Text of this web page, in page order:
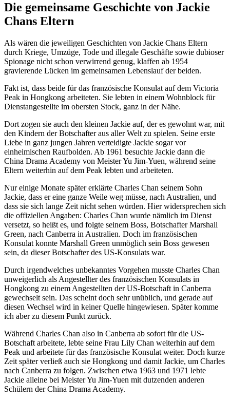
Die gemeinsame Geschichte von Jackie
Chans Eltern
Als wären die jeweiligen Geschichten von Jackie Chans Eltern
durch Kriege, Umzüge, Tode und illegale Geschäfte sowie dubioser
Spionage nicht schon verwirrend genug, klaffen ab 1954
gravierende Lücken im gemeinsamen Lebenslauf der beiden.
Fakt ist, dass beide für das französische Konsulat auf dem Victoria
Peak in Hongkong arbeiteten. Sie lebten in einem Wohnblock für
Dienstangestellte im obersten Stock, ganz in der Nähe.
Dort zogen sie auch den kleinen Jackie auf, der es gewohnt war, mit
den Kindern der Botschafter aus aller Welt zu spielen. Seine erste
Liebe in ganz jungen Jahren verteidigte Jackie sogar vor
einheimischen Raufbolden. Ab 1961 besuchte Jackie dann die
China Drama Academy von Meister Yu Jim-Yuen, während seine
Eltern weiterhin auf dem Peak lebten und arbeiteten.
Nur einige Monate später erklärte Charles Chan seinem Sohn
Jackie, dass er eine ganze Weile weg müsse, nach Australien, und
dass sie sich lange Zeit nicht sehen würden. Hier widersprechen sich
die offiziellen Angaben: Charles Chan wurde nämlich im Dienst
versetzt, so heißt es, und folgte seinem Boss, Botschafter Marshall
Green, nach Canberra in Australien. Doch im französischen
Konsulat konnte Marshall Green unmöglich sein Boss gewesen
sein, da dieser Botschafter des US-Konsulats war.
Durch irgendwelches unbekanntes Vorgehen musste Charles Chan
unweigerlich als Angestellter des französischen Konsulats in
Hongkong zu einem Angestellten der US-Botschaft in Canberra
gewechselt sein. Das scheint doch sehr unüblich, und gerade auf
diesen Wechsel wird in keiner Quelle hingewiesen. Später komme
ich aber zu diesem Punkt zurück.
Während Charles Chan also in Canberra ab sofort für die US-
Botschaft arbeitete, lebte seine Frau Lily Chan weiterhin auf dem
Peak und arbeitete für das französische Konsulat weiter. Doch kurze
Zeit später verließ auch sie Hongkong und damit Jackie, um Charles
nach Canberra zu folgen. Zwischen etwa 1963 und 1971 lebte
Jackie alleine bei Meister Yu Jim-Yuen mit dutzenden anderen
Schülern der China Drama Academy.